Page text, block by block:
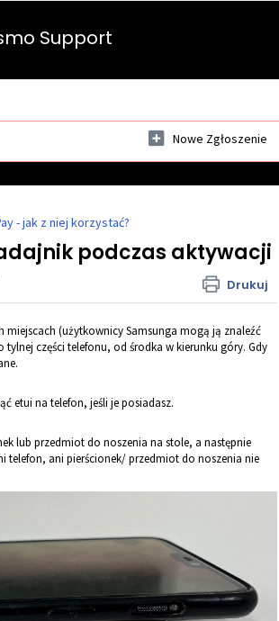
Support
Nowe Zgłoszenie
- jak z niej korzystać?
podczas aktywacji
Drukuj
miejscach (użytkownicy Samsunga mogą ją znaleźć
części telefonu, od środka w kierunku góry. Gdy
etui na telefon, jeśli je posiadasz.
lub przedmiot do noszenia na stole, a następnie
telefon, ani pierścionek/ przedmiot do noszenia nie